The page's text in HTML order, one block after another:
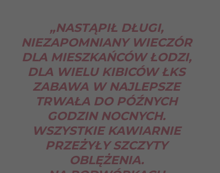
„NASTĄPIŁ DŁUGI,
NIEZAPOMNIANY WIECZÓR
DLA MIESZKAŃCÓW ŁODZI,
DLA WIELU KIBICÓW ŁKS
ZABAWA W NAJLEPSZE
TRWAŁA DO PÓŹNYCH
GODZIN NOCNYCH.
WSZYSTKIE KAWIARNIE
PRZEŻYŁY SZCZYTY
OBLĘŻENIA.